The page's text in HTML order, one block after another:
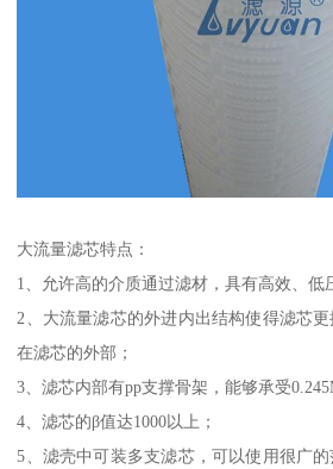
大流量滤芯特点：
1、允许高的介质通过滤材，具有高效、低
2、大流量滤芯的外进内出结构使得滤芯
在滤芯的外部；
3、滤芯内部有pp支撑骨架，能够承受
4、滤芯的β值达1000以上；
5、滤壳中可装多支滤芯，可以使用很广